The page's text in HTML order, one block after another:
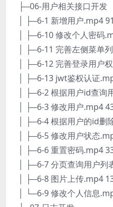
├─06-用户相关接口开发
│ ├─6-1 新增用户.mp4
│ ├─6-10 修改个人密码
│ ├─6-11 完善左侧菜单
│ ├─6-12 完善登录用户
│ ├─6-13 jwt鉴权认证
│ ├─6-2 根据用户id查
│ ├─6-3 修改用户.mp4
│ ├─6-4 根据用户的id
│ ├─6-5 修改用户状态
│ ├─6-6 重置密码.mp4
│ ├─6-7 分页查询用户
│ ├─6-8 图片上传.mp4
│ └─6-9 修改个人信息